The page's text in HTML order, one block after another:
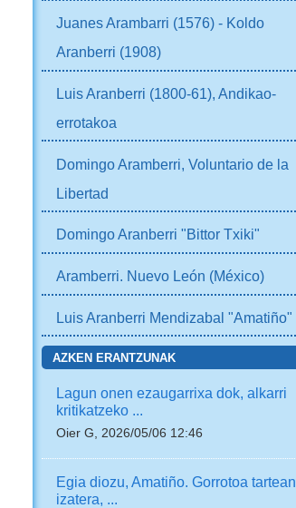
Juanes Arambarri (1576) - Koldo
Aranberri (1908)
Luis Aranberri (1800-61), Andikao-
errotakoa
Domingo Aramberri, Voluntario de la
Libertad
Domingo Aranberri "Bittor Txiki"
Aramberri. Nuevo León (México)
Luis Aranberri Mendizabal "Amatiño"
AZKEN ERANTZUNAK
Lagun onen ezaugarrixa dok, alkarri
kritikatzeko ...
Oier G, 2026/05/06 12:46
Egia diozu, Amatiño. Gorrotoa tartean
izatera, ...